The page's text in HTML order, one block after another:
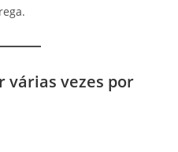
várias vezes por